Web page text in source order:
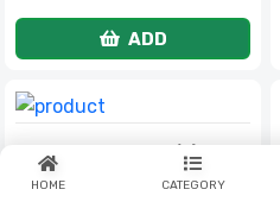
HOME CATEGORY
ADD
(3)
கருங்குருவை கஞ்சி